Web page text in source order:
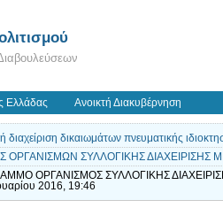
Ελλάδας Ανοικτή Διακυβέρνηση
διαχείριση δικαιωμάτων πνευματικής
ΟΡΓΑΝΙΣΜΩΝ ΣΥΛΛΟΓΙΚΗΣ ΔΙΑΧΕΙΡΙΣΗΣ
ΟΡΓΑΝΙΣΜΟΣ ΣΥΛΛΟΓΙΚΗΣ
2016, 19:46